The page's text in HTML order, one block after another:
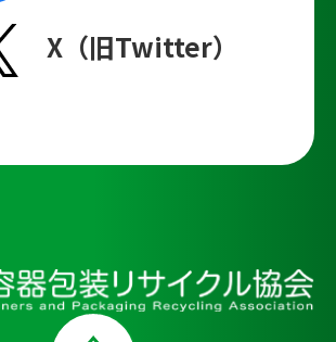
X（旧Twitter）